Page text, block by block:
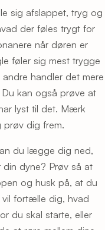
sig afslappet, tryg og
der føles trygt for
når døren er
føler sig mest trygge
handler det mere
kan også prøve at
lyst til det. Mærk
prøv dig frem.
du lægge dig ned,
dyne? Prøv så at
og husk på, at du
fortælle dig, hvad
du skal starte, eller